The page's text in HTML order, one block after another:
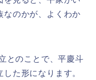
なのかが、よくわか
とのことで、平慶斗
た形になります。